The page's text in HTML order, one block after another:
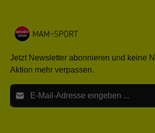
Jetzt Newsletter abonnieren und keine
Aktion mehr verpassen.
E-Mail-Adresse*